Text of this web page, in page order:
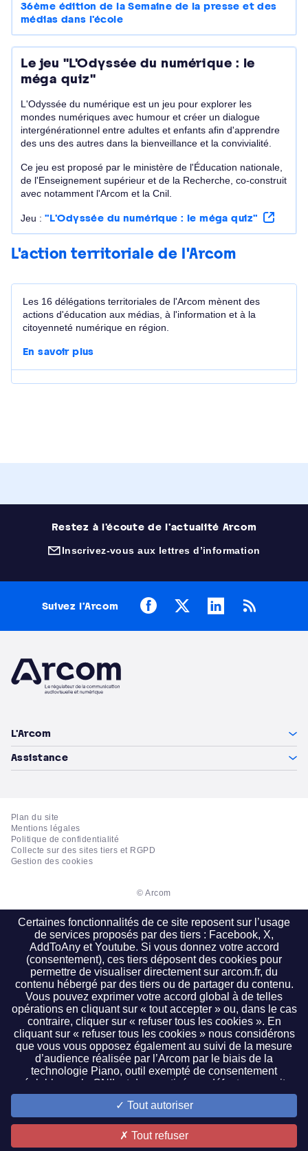
36ème édition de la Semaine de la presse et des
médias dans l'école
Le jeu "L'Odyssée du numérique : le
méga quiz"
L'Odyssée du numérique est un jeu pour explorer les
mondes numériques avec humour et créer un dialogue
intergénérationnel entre adultes et enfants afin d'apprendre
des uns des autres dans la bienveillance et la convivialité.
Ce jeu est proposé par le ministère de l'Éducation nationale,
de l'Enseignement supérieur et de la Recherche, co-construit
avec notamment l'Arcom et la Cnil.
Jeu : "L'Odyssée du numérique : le méga quiz"
L'action territoriale de l'Arcom
Les 16 délégations territoriales de l'Arcom mènent des
actions d'éducation aux médias, à l'information et à la
citoyenneté numérique en région.
En savoir plus
Restez à l'écoute de l'actualité Arcom
Inscrivez-vous aux lettres d’information
(nouvelle fenêtre)
Suivez l’Arcom FacebookLinkedIn
Arcom
L'Arcom
Assistance
Plan du site
Mentions légales
Politique de confidentialité
Collecte sur des sites tiers et RGPD
Gestion des cookies
© Arcom
Certaines fonctionnalités de ce site reposent sur l’usage
de services proposés par des tiers : Facebook, X,
AddToAny et Youtube. Si vous donnez votre accord
(consentement), ces tiers déposent des cookies pour
permettre de visualiser directement sur arcom.fr, du
contenu hébergé par des tiers ou de partager du contenu.
Vous pouvez exprimer votre accord global à de telles
opérations en cliquant sur « tout accepter » ou, dans le cas
contraire, cliquer sur « refuser tous les cookies ». En
cliquant sur « refuser tous les cookies » nous considérons
que vous vous opposez également au suivi de la mesure
d’audience réalisée par l’Arcom par le biais de la
technologie Piano, outil exempté de consentement
préalable par la CNIL et donc activé par défaut sur ce site.
Il vous est possible de cliquer sur « paramétrer les cookies
» pour faire un choix plus précis. Ce paramétrage est
accessible à tout moment en cliquant sur le lien de bas de
page « gestion des cookies ». Si vous refusez la lecture ou
le dépôt d’un cookie pour une finalité donnée, les
Tout autoriser
Tout refuser